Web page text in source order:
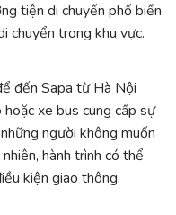
tiện di chuyển phổ biến
chuyển trong khu vực.
đến Sapa từ Hà Nội
xe bus cung cấp sự
người không muốn
hành trình có thể
kiện giao thông.